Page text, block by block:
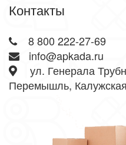
Контакты
8 800 222-27-69
info@apkada.ru
ул. Генерала
Перемышль,